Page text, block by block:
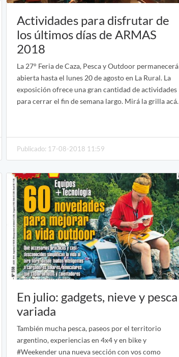
Actividades para disfrutar de
los últimos días de ARMAS
2018
La 27° Feria de Caza, Pesca y Outdoor permanecerá
abierta hasta el lunes 20 de agosto en La Rural. La
exposición ofrece una gran cantidad de actividades
para cerrar el fin de semana largo. Mirá la grilla acá.
Publicado: 17-08-2018 11:59
En julio: gadgets, nieve y pesca
variada
También mucha pesca, paseos por el territorio
argentino, experiencias en 4x4 y en bike y
#Weekender una nueva sección con vos como